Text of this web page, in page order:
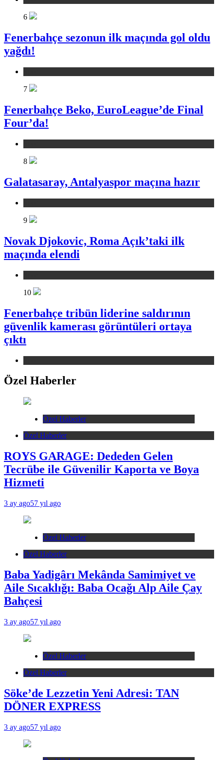
6
Fenerbahçe sezonun ilk maçında gol oldu
yağdı!
7
Fenerbahçe Beko, EuroLeague’de Final
Four’da!
8
Galatasaray, Antalyaspor maçına hazır
9
Novak Djokovic, Roma Açık’taki ilk
maçında elendi
10
Fenerbahçe tribün liderine saldırının
güvenlik kamerası görüntüleri ortaya
çıktı
Özel Haberler
Özel Haberler
Özel Haberler
ROYS GARAGE: Dededen Gelen
Tecrübe ile Güvenilir Kaporta ve Boya
Hizmeti
3 ay ago57 yıl ago
Özel Haberler
Özel Haberler
Baba Yadigârı Mekânda Samimiyet ve
Aile Sıcaklığı: Baba Ocağı Alp Aile Çay
Bahçesi
3 ay ago57 yıl ago
Özel Haberler
Özel Haberler
Söke’de Lezzetin Yeni Adresi: TAN
DÖNER EXPRESS
3 ay ago57 yıl ago